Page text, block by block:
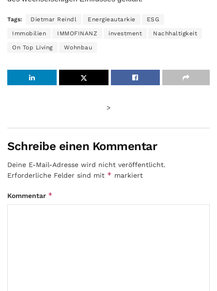
Tags: Dietmar Reindl Energieautarkie ESG
Immobilien IMMOFINANZ investment Nachhaltigkeit
On Top Living Wohnbau
>
Schreibe einen Kommentar
Deine E-Mail-Adresse wird nicht veröffentlicht.
Erforderliche Felder sind mit * markiert
Kommentar *